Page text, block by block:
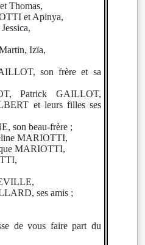
Thomas,
et Apinya,
Izïa,
son frère et sa
Patrick GAILLOT,
et leurs filles ses
son beau-frère ;
MARIOTTI,
MARIOTTI,
ses amis ;
de vous faire part du